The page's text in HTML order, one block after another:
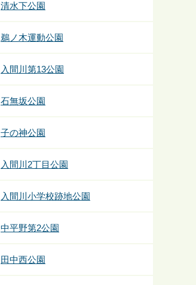
清水下公園
鵜ノ木運動公園
入間川第13公園
石無坂公園
子の神公園
入間川2丁目公園
入間川小学校跡地公園
中平野第2公園
田中西公園